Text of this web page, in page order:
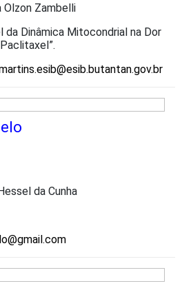
Olzon Zambelli
da Dinâmica Mitocondrial na Dor
da Cunha